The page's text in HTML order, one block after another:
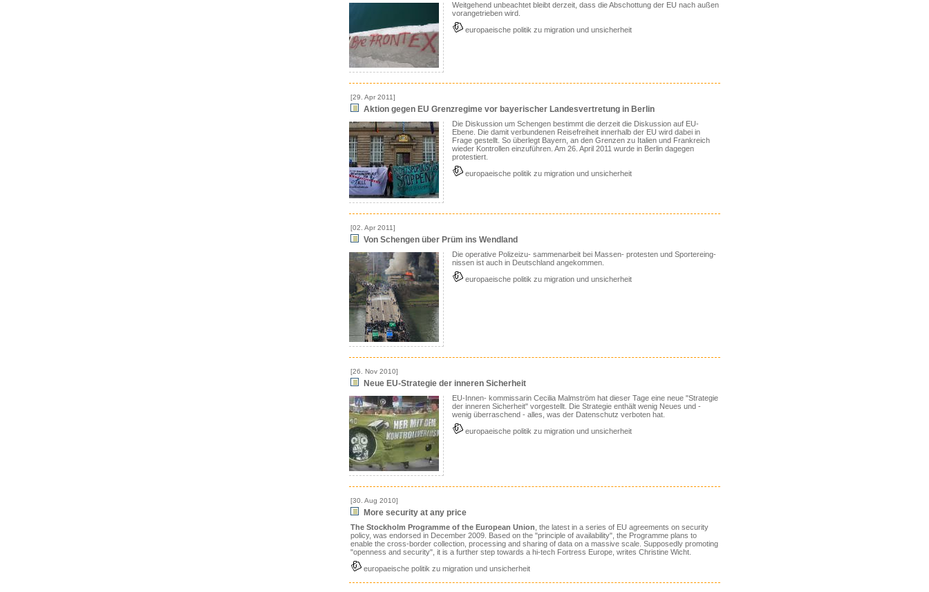
Weitgehend unbeachtet bleibt derzeit, dass die Abschottung der EU nach außen
vorangetrieben wird.
europaeische politik zu migration und unsicherheit
[29. Apr 2011]
Aktion gegen EU Grenzregime vor bayerischer Landesvertretung in Berlin
Die Diskussion um Schengen bestimmt die derzeit die Diskussion auf EU-
Ebene. Die damit verbundenen Reisefreiheit innerhalb der EU wird dabei in
Frage gestellt. So überlegt Bayern, an den Grenzen zu Italien und Frankreich
wieder Kontrollen einzuführen. Am 26. April 2011 wurde in Berlin dagegen
protestiert.
europaeische politik zu migration und unsicherheit
[02. Apr 2011]
Von Schengen über Prüm ins Wendland
Die operative Polizeizu- sammenarbeit bei Massen- protesten und Sportereing-
nissen ist auch in Deutschland angekommen.
europaeische politik zu migration und unsicherheit
[26. Nov 2010]
Neue EU-Strategie der inneren Sicherheit
EU-Innen- kommissarin Cecilia Malmström hat dieser Tage eine neue "Strategie
der inneren Sicherheit" vorgestellt. Die Strategie enthält wenig Neues und -
wenig überraschend - alles, was der Datenschutz verboten hat.
europaeische politik zu migration und unsicherheit
[30. Aug 2010]
More security at any price
The Stockholm Programme of the European Union , the latest in a series of EU agreements on security
policy, was endorsed in December 2009. Based on the "principle of availability", the Programme plans to
enable the cross-border collection, processing and sharing of data on a massive scale. Supposedly promoting
"openness and security", it is a further step towards a hi-tech Fortress Europe, writes Christine Wicht.
europaeische politik zu migration und unsicherheit